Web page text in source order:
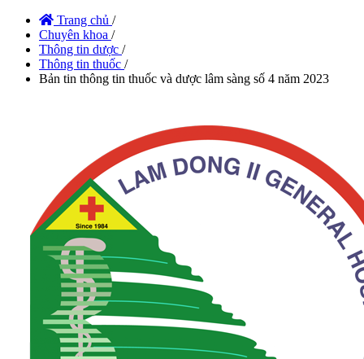
Trang chủ /
Chuyên khoa /
Thông tin dược /
Thông tin thuốc /
Bản tin thông tin thuốc và dược lâm sàng số 4 năm 2023